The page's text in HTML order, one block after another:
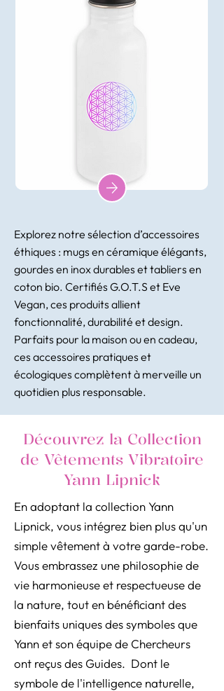
Explorez notre sélection d’accessoires
éthiques : mugs en céramique élégants,
gourdes en inox durables et tabliers en
coton bio. Certifiés G.O.T.S et Eve
Vegan, ces produits allient
fonctionnalité, durabilité et design.
Parfaits pour la maison ou en cadeau,
ces accessoires pratiques et
écologiques complètent à merveille un
quotidien plus responsable.
Découvrez la Collection
de Vêtements Vibratoire
Yann Lipnick
En adoptant la collection Yann
Lipnick, vous intégrez bien plus qu'un
simple vêtement à votre garde-robe.
Vous embrassez une philosophie de
vie harmonieuse et respectueuse de
la nature, tout en bénéficiant des
bienfaits uniques des symboles que
Yann et son équipe de Chercheurs
ont reçus des Guides. Dont le
symbole de l'intelligence naturelle,